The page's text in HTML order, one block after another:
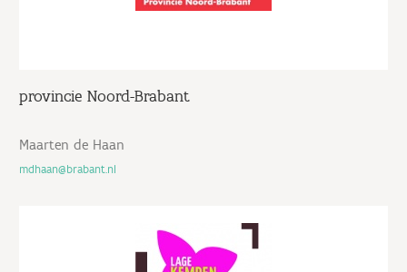
provincie Noord-Brabant
Maarten de Haan
mdhaan@brabant.nl